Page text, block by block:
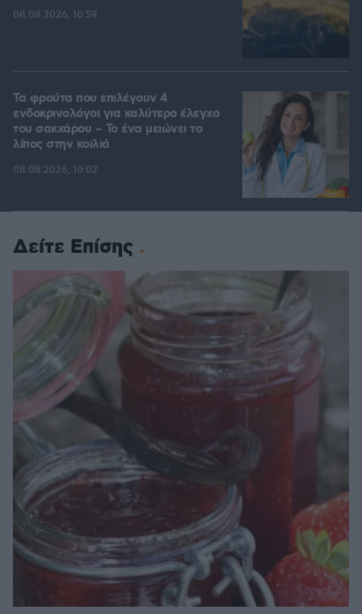
08.08.2026, 10:59
Τα φρούτα που επιλέγουν 4
ενδοκρινολόγοι για καλύτερο έλεγχο
του σακχάρου – Το ένα μειώνει το
λίπος στην κοιλιά
08.08.2026, 10:02
Δείτε Επίσης